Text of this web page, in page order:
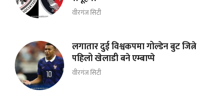
वीरगंज सिटी
लगातार दुई विश्वकपमा गोल्डेन बुट जित्ने
पहिलो खेलाडी बने एम्बाप्पे
वीरगंज सिटी